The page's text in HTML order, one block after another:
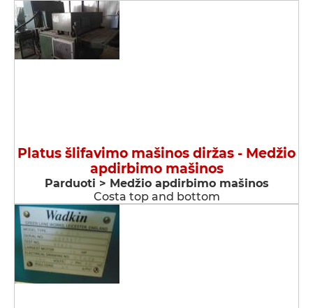
Platus šlifavimo mašinos diržas - Medžio
apdirbimo mašinos
Parduoti > Medžio apdirbimo mašinos
Costa top and bottom